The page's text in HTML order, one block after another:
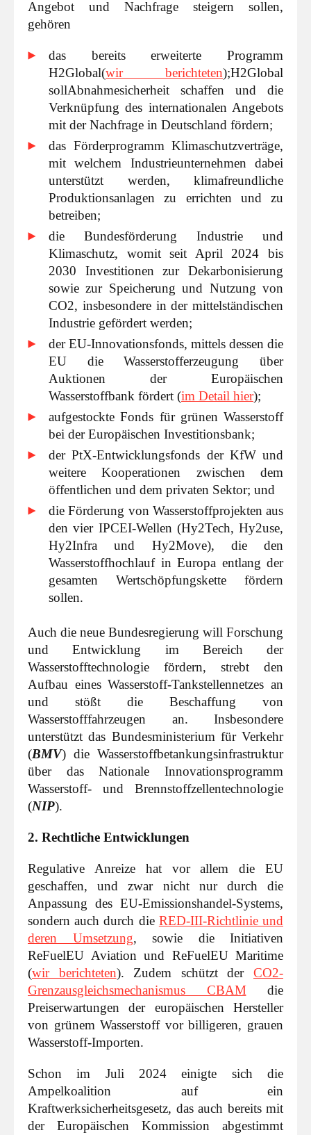
Angebot und Nachfrage steigern sollen,
gehören
das bereits erweiterte Programm
H2Global(wir berichteten);H2Global
sollAbnahmesicherheit schaffen und die
Verknüpfung des internationalen Angebots
mit der Nachfrage in Deutschland fördern;
das Förderprogramm Klimaschutzverträge,
mit welchem Industrieunternehmen dabei
unterstützt werden, klimafreundliche
Produktionsanlagen zu errichten und zu
betreiben;
die Bundesförderung Industrie und
Klimaschutz, womit seit April 2024 bis
2030 Investitionen zur Dekarbonisierung
sowie zur Speicherung und Nutzung von
CO2, insbesondere in der mittelständischen
Industrie gefördert werden;
der EU-Innovationsfonds, mittels dessen die
EU die Wasserstofferzeugung über
Auktionen der Europäischen
Wasserstoffbank fördert (im Detail hier);
aufgestockte Fonds für grünen Wasserstoff
bei der Europäischen Investitionsbank;
der PtX-Entwicklungsfonds der KfW und
weitere Kooperationen zwischen dem
öffentlichen und dem privaten Sektor; und
die Förderung von Wasserstoffprojekten aus
den vier IPCEI-Wellen (Hy2Tech, Hy2use,
Hy2Infra und Hy2Move), die den
Wasserstoffhochlauf in Europa entlang der
gesamten Wertschöpfungskette fördern
sollen.
Auch die neue Bundesregierung will Forschung
und Entwicklung im Bereich der
Wasserstofftechnologie fördern, strebt den
Aufbau eines Wasserstoff-Tankstellennetzes an
und stößt die Beschaffung von
Wasserstofffahrzeugen an. Insbesondere
unterstützt das Bundesministerium für Verkehr
(BMV) die Wasserstoffbetankungsinfrastruktur
über das Nationale Innovationsprogramm
Wasserstoff- und Brennstoffzellentechnologie
(NIP).
2. Rechtliche Entwicklungen
Regulative Anreize hat vor allem die EU
geschaffen, und zwar nicht nur durch die
Anpassung des EU-Emissionshandel-Systems,
sondern auch durch die RED-III-Richtlinie und
deren Umsetzung, sowie die Initiativen
ReFuelEU Aviation und ReFuelEU Maritime
(wir berichteten). Zudem schützt derCO2-
Grenzausgleichsmechanismus CBAMdie
Preiserwartungen der europäischen Hersteller
von grünem Wasserstoff vor billigeren, grauen
Wasserstoff-Importen.
Schon im Juli 2024 einigte sich die
Ampelkoalition auf ein
Kraftwerksicherheitsgesetz, das auch bereits mit
der Europäischen Kommission abgestimmt